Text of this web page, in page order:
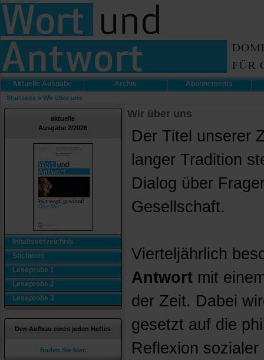
Aktuelle Ausgabe Archiv Abonnements
Startseite » Wir über uns
aktuelle
Ausgabe 2/2026
Inhaltsverzeichnis
Stichwort
Leseprobe 1
Leseprobe 2
Leseprobe 3
Den Aufbau eines jeden Heftes
finden Sie hier.
Wir über uns
Der Titel unserer
langer Tradition
Dialog über
Gesellschaft.
Vierteljährlich
Antwort mit
der Zeit. Dabei
gesetzt auf die
Reflexion